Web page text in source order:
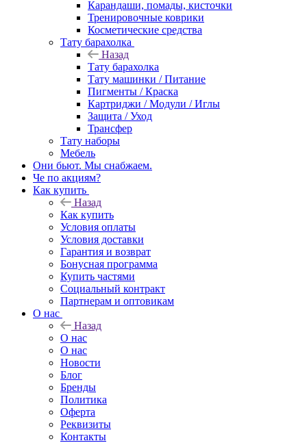
Карандаши, помады, кисточки
Тренировочные коврики
Косметические средства
Тату барахолка
Назад
Тату барахолка
Тату машинки / Питание
Пигменты / Краска
Картриджи / Модули / Иглы
Защита / Уход
Трансфер
Тату наборы
Мебель
Они бьют. Мы снабжаем.
Че по акциям?
Как купить
Назад
Как купить
Условия оплаты
Условия доставки
Гарантия и возврат
Бонусная программа
Купить частями
Социальный контракт
Партнерам и оптовикам
О нас
Назад
О нас
О нас
Новости
Блог
Бренды
Политика
Оферта
Реквизиты
Контакты